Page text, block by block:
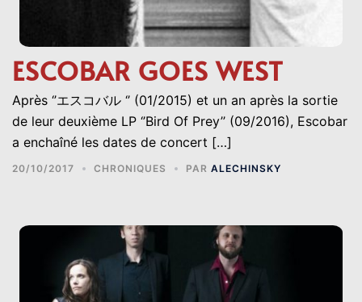
ESCOBAR GOES WEST
Après ‘’エスコバル ‘’ (01/2015) et un an après la sortie
de leur deuxième LP ‘’Bird Of Prey’’ (09/2016), Escobar
a enchaîné les dates de concert […]
20/10/2017 CHRONIQUES PAR ALECHINSKY